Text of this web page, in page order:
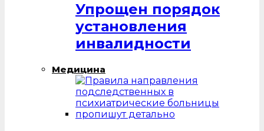
Упрощен порядок
установления
инвалидности
Медицина